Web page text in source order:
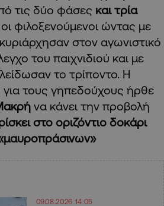
τις δύο φάσες και τρία
φιλοξενούμενοι ώντας με
στον αγωνιστικό
του παιχνιδιού και με
το τρίποντο. Η
για τους γηπεδούχους ήρθε
να κάνει την προβολή
στο οριζόντιο δοκάρι
09.08.2026 14:05